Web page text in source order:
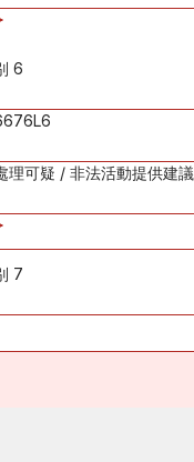
6
理可疑 / 非法活動提供建議
7